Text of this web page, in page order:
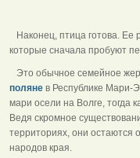
Наконец, птица готова. Ее
которые сначала пробуют
Это обычное семейное
поляне в Республике Мари-
мари осели на Волге, тогда
Ведя скромное
территориях, они остаются
народов края.